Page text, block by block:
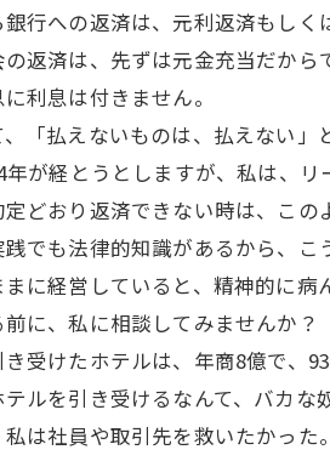
行への返済は、元利返済もしく
返済は、先ずは元金充当だから
利息は付きません。
、「払えないものは、払えない」
年が経とうとしますが、私は、リ
どおり返済できない時は、この
でも法律的知識があるから、こ
に経営していると、精神的に病
に、私に相談してみませんか？
受けたホテルは、年商8億で、
テルを引き受けるなんて、バカな
私は社員や取引先を救いたかった。